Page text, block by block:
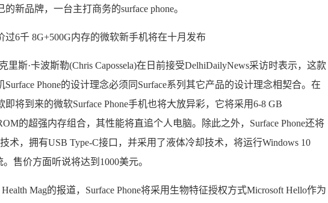
新品牌，一台主打商务的surface phone。
里斯·卡波斯勒(Chris Capossela)在日前接受DelhiDailyNews采访时表示，这款
Surface Phone的设计理念必须同Surface系列其它产品的设计理念相契合。在
即将到来的微软Surface Phone手机也将大放异彩，它将采用6-8 GB
的超强内存组合，其性能将直追个人电脑。除此之外，Surface Phone还将
术，拥有USB Type-C接口，并采用了液体冷却技术，将运行Windows 10
售价方面听说将达到1000美元。
Mag的报道，Surface Phone将采用生物特征授权方式Microsoft Hello作为